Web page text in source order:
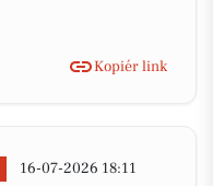
Kopiér link
16-07-2026 18:11